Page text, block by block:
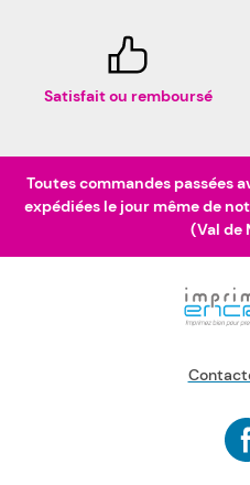
Satisfait ou remboursé
Toutes commandes passées
expédiées le jour même de
(Val de